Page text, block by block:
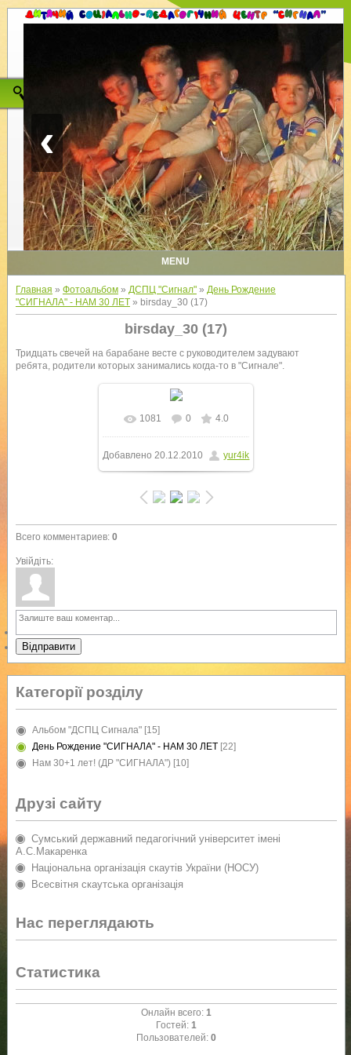
‹
MENU
Главная » Фотоальбом» ДСПЦ "Сигнал"» День Рождение
"СИГНАЛА" - НАМ 30 ЛЕТ» birsday_30 (17)
birsday_30 (17)
Тридцать свечей на барабане весте с руководителем задувают
ребята, родители которых занимались когда-то в "Сигнале".
В реальном размере
1280x960/ 541.1Kb
1081 0 4.0
Добавлено 20.12.2010 yur4ik
Всего комментариев: 0
Увійдіть:
Відправити
Категорії розділу
Альбом "ДСПЦ Сигнала" [15]
День Рождение "СИГНАЛА" - НАМ 30 ЛЕТ [22]
Нам 30+1 лет! (ДР "СИГНАЛА") [10]
Друзі сайту
Сумський державний педагогічний університет імені
А.С.Макаренка
Національна організація скаутів України (НОСУ)
Всесвітня скаутська організація
Нас переглядають
Статистика
Онлайн всего: 1
Гостей: 1
Пользователей: 0